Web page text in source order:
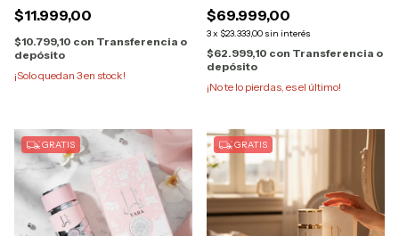
$11.999,00
$10.799,10 con Transferencia o
depósito
¡Solo quedan 3en stock!
$69.999,00
3x $23.333,00 sin interés
$62.999,10 con Transferencia o
depósito
¡No te lo pierdas, es el último!
GRATIS GRATIS